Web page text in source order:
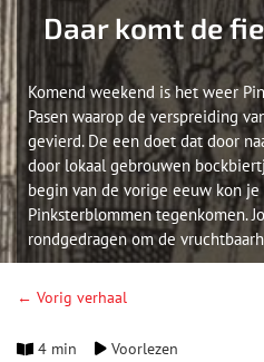
Daar komt de
Komend weekend is het weer
Pasen waarop de verspreiding
gevierd. De een doet dat door
door lokaal gebrouwen
begin van de vorige eeuw kon je
Pinksterblommen tegenkomen.
rondgedragen om de
← Vorig verhaal
4 min Voorlezen